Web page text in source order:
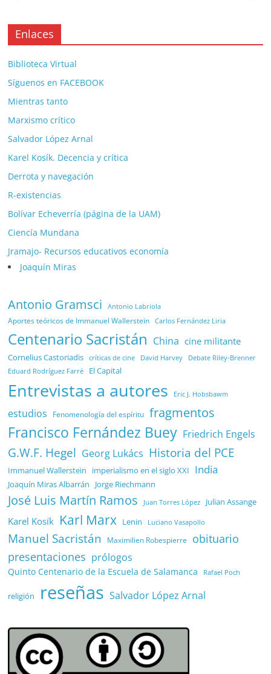
Enlaces
Biblioteca Virtual
Síguenos en FACEBOOK
Mientras tanto
Marxismo crítico
Salvador López Arnal
Karel Kosík. Decencia y crítica
Derrota y navegación
R-existencias
Bolívar Echeverría (página de la UAM)
Ciencía Mundana
Jramajo- Recursos educativos economía
Joaquín Miras
Antonio Gramsci Antonio Labriola
Aportes teóricos de Immanuel Wallerstein Carlos Fernández Liria
Centenario Sacristán China cine militante
Cornelius Castoriadis críticas de cine David Harvey Debate Riley-Brenner
Eduard Rodríguez Farré El Capital
Entrevistas a autores Eric J. Hobsbawm
estudios Fenomenología del espíritu fragmentos
Francisco Fernández Buey Friedrich Engels
G.W.F. Hegel Georg Lukács Historia del PCE
Immanuel Wallerstein imperialismo en el siglo XXI India
Joaquín Miras Albarrán Jorge Riechmann
José Luis Martín Ramos Juan Torres López Julian Assange
Karel Kosík Karl Marx Lenin Luciano Vasapollo
Manuel Sacristán Maximilien Robespierre
obituario
presentaciones prólogos
Quinto Centenario de la Escuela de Salamanca Rafael Poch
religión reseñas Salvador López Arnal